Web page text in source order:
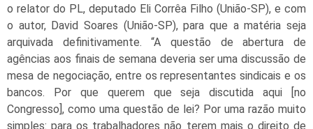
o relator do PL, deputado Eli Corrêa Filho (União-SP), e com
o autor, David Soares (União-SP), para que a matéria seja
arquivada definitivamente. “A questão de abertura de
agências aos finais de semana deveria ser uma discussão de
mesa de negociação, entre os representantes sindicais e os
bancos. Por que querem que seja discutida aqui [no
Congresso], como uma questão de lei? Por uma razão muito
simples: para os trabalhadores não terem mais o direito de